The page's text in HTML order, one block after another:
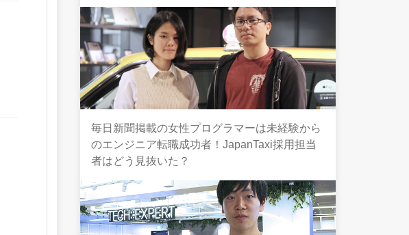
毎日新聞掲載の女性プログラマーは未経験から
のエンジニア転職成功者！JapanTaxi採用担当
者はどう見抜いた？